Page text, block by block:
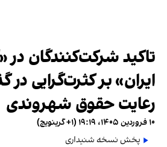
تاکید شرکت‌کنندگان در
ایران» بر کثرت‌گرایی
رعایت حقوق شهروندی
۱۰ فروردین ۱۴۰۵، ۱۹:۱۹ (‎+۱ گرینویچ)
پخش نسخه شنیداری